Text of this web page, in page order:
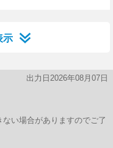
示
出力日2026年08月07日
い場合がありますのでご了